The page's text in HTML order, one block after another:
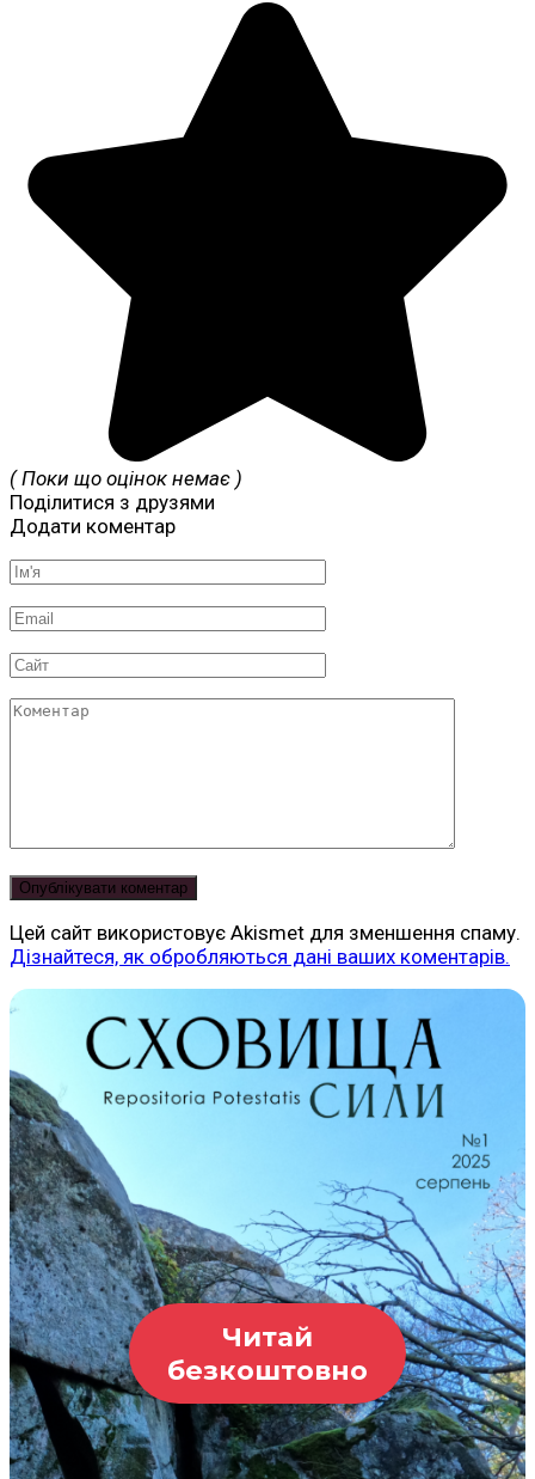
( Поки що оцінок немає )
Поділитися з друзями
Додати коментар
Ім'я
Email
Сайт
Коментар
Цей сайт використовує Akismet для зменшення спаму.
Дізнайтеся, як обробляються дані ваших коментарів.
Читай
безкоштовно